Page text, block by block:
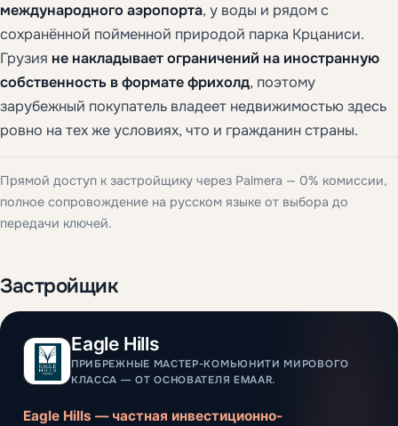
международного аэропорта, у воды и рядом с
сохранённой пойменной природой парка Крцаниси.
Грузия не накладывает ограничений на иностранную
собственность в формате фрихолд, поэтому
зарубежный покупатель владеет недвижимостью здесь
ровно на тех же условиях, что и гражданин страны.
Прямой доступ к застройщику через Palmera — 0% комиссии,
полное сопровождение на русском языке от выбора до
передачи ключей.
Застройщик
Eagle Hills
ПРИБРЕЖНЫЕ МАСТЕР-КОМЬЮНИТИ МИРОВОГО
КЛАССА — ОТ ОСНОВАТЕЛЯ EMAAR.
Eagle Hills — частная инвестиционно-